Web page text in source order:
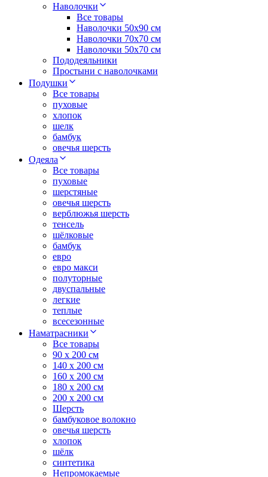
Наволочки
Все товары
Наволочки 50x90 см
Наволочки 70x70 cм
Наволочки 50х70 см
Пододеяльники
Простыни с наволочками
Подушки
Все товары
пуховые
хлопок
шелк
бамбук
овечья шерсть
Одеяла
Все товары
пуховые
шерстяные
овечья шерсть
верблюжья шерсть
тенсель
шёлковые
бамбук
евро
евро макси
полуторные
двуспальные
легкие
теплые
всесезонные
Наматрасники
Все товары
90 x 200 см
140 x 200 см
160 x 200 см
180 x 200 см
200 x 200 см
Шерсть
бамбуковое волокно
овечья шерсть
хлопок
шёлк
синтетика
Непромокаемые